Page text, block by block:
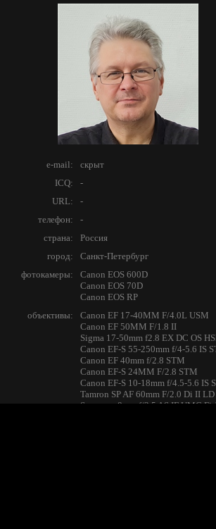
e-mail:
скрыт
ICQ:
-
URL:
-
телефон:
-
страна:
Россия
город:
Санкт-Петербург
фотокамеры:
Canon EOS 600D
Canon EOS 70D
Canon EOS RP
объективы:
Canon EF 17-40MM F/4.0L USM
Canon EF 50MM F/1.8 II
Sigma 17-50mm f2.8 EX DC OS
Canon EF-S 55-250mm f/4-5.6 IS
Canon EF 40mm f/2.8 STM
Canon EF-S 24MM F/2.8 STM
Canon EF-S 10-18mm f/4.5-5.6 IS
Tamron SP AF 60mm F/2.0 Di II
Samyang 8mm f/3.5 AS IF UMC